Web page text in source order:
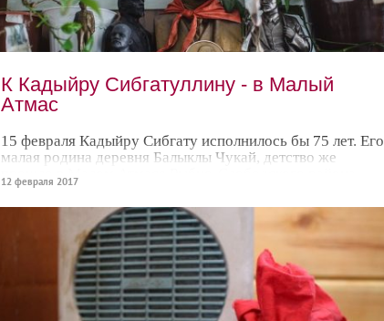
К Кадыйру Сибгатуллину - в Малый
Атмас
15 февраля Кадыйру Сибгату исполнилось бы 75 лет. Его
малая родина деревня Балыклы Чукай, детство же
прошло в Малом Атмасе Рыбно-Слободского района.
12 февраля 2017